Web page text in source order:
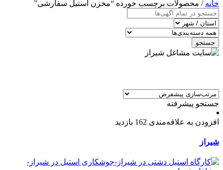
خانه / محصولات برچسب خورده “مخزن استیل سفارشی”
جستجو
جستجو پیشرفته
افزودن به علاقه‌مندی 162 بازدید
شیراز